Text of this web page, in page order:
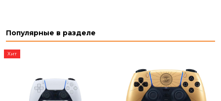
Популярные в разделе
Хит